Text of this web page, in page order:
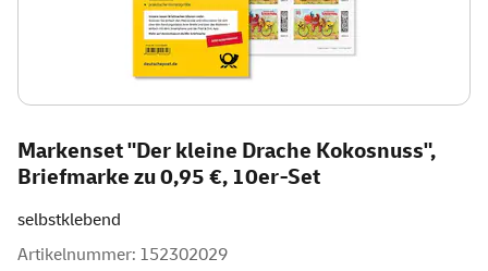
Markenset "Der kleine Drache Kokosnuss",
Briefmarke zu 0,95 €, 10er-Set
selbstklebend
Artikelnummer: 152302029